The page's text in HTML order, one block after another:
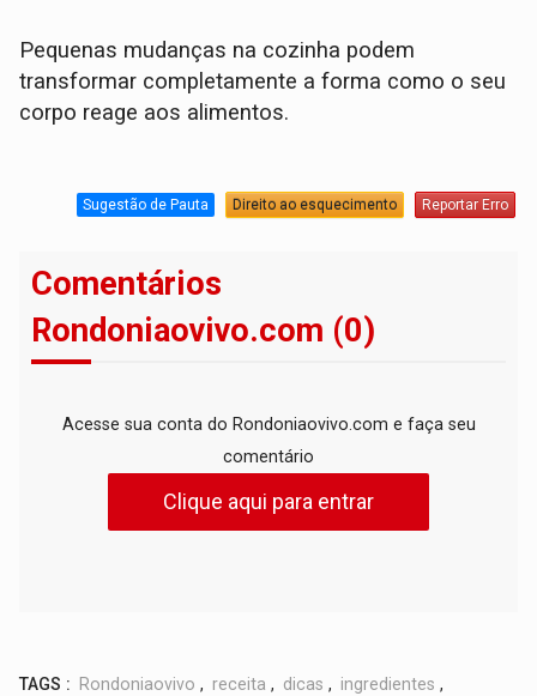
Pequenas mudanças na cozinha podem
transformar completamente a forma como o seu
corpo reage aos alimentos.
Sugestão de Pauta Direito ao esquecimento Reportar Erro
Comentários
Rondoniaovivo.com (0)
Acesse sua conta do Rondoniaovivo.com e faça seu
comentário
Clique aqui para entrar
TAGS : Rondoniaovivo , receita , dicas , ingredientes ,